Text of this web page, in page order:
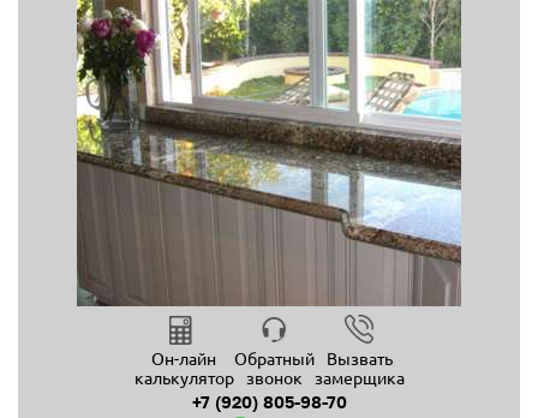
Он-лайн
калькулятор
Обратный
звонок
Вызвать
замерщика
+7 (920) 805-98-70